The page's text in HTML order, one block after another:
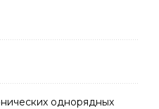
однорядных